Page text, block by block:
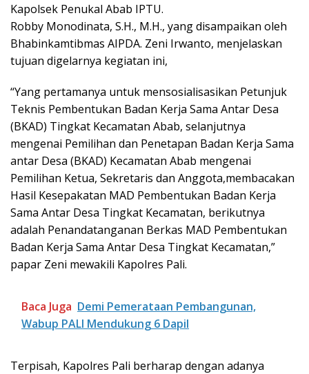
Kapolsek Penukal Abab IPTU.
Robby Monodinata, S.H., M.H., yang disampaikan oleh
Bhabinkamtibmas AIPDA. Zeni Irwanto, menjelaskan
tujuan digelarnya kegiatan ini,
“Yang pertamanya untuk mensosialisasikan Petunjuk
Teknis Pembentukan Badan Kerja Sama Antar Desa
(BKAD) Tingkat Kecamatan Abab, selanjutnya
mengenai Pemilihan dan Penetapan Badan Kerja Sama
antar Desa (BKAD) Kecamatan Abab mengenai
Pemilihan Ketua, Sekretaris dan Anggota,membacakan
Hasil Kesepakatan MAD Pembentukan Badan Kerja
Sama Antar Desa Tingkat Kecamatan, berikutnya
adalah Penandatanganan Berkas MAD Pembentukan
Badan Kerja Sama Antar Desa Tingkat Kecamatan,”
papar Zeni mewakili Kapolres Pali.
Baca Juga Demi Pemerataan Pembangunan,
Wabup PALI Mendukung 6 Dapil
Terpisah, Kapolres Pali berharap dengan adanya